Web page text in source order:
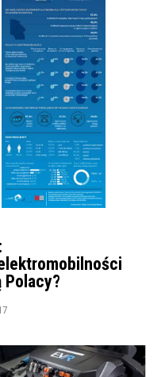
Polacy?